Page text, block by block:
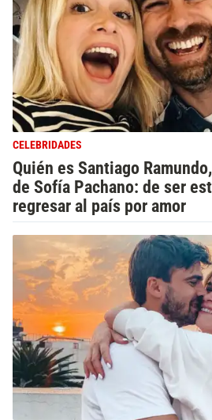
CELEBRIDADES
Quién es Santiago
de Sofía Pachano: de ser
regresar al país por amor